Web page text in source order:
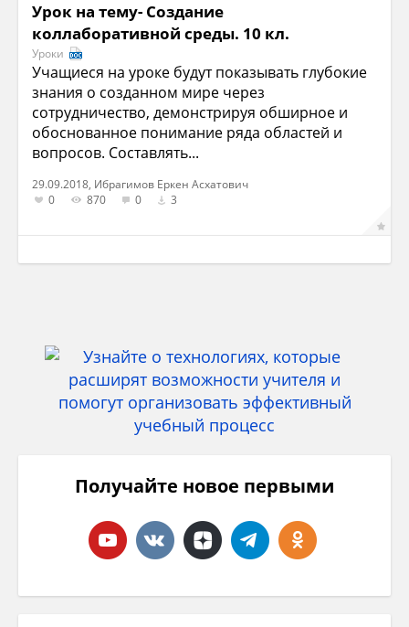
Урок на тему- Создание
коллаборативной среды. 10 кл.
Уроки
Учащиеся на уроке будут показывать глубокие
знания о созданном мире через
сотрудничество, демонстрируя обширное и
обоснованное понимание ряда областей и
вопросов. Составлять...
29.09.2018, Ибрагимов Еркен Асхатович
0
870 0 3
Получайте новое первыми